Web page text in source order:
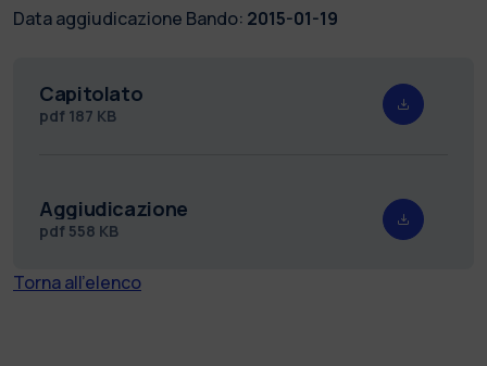
Data aggiudicazione Bando: 2015-01-19
Capitolato
pdf 187 KB
Aggiudicazione
pdf 558 KB
Torna all'elenco